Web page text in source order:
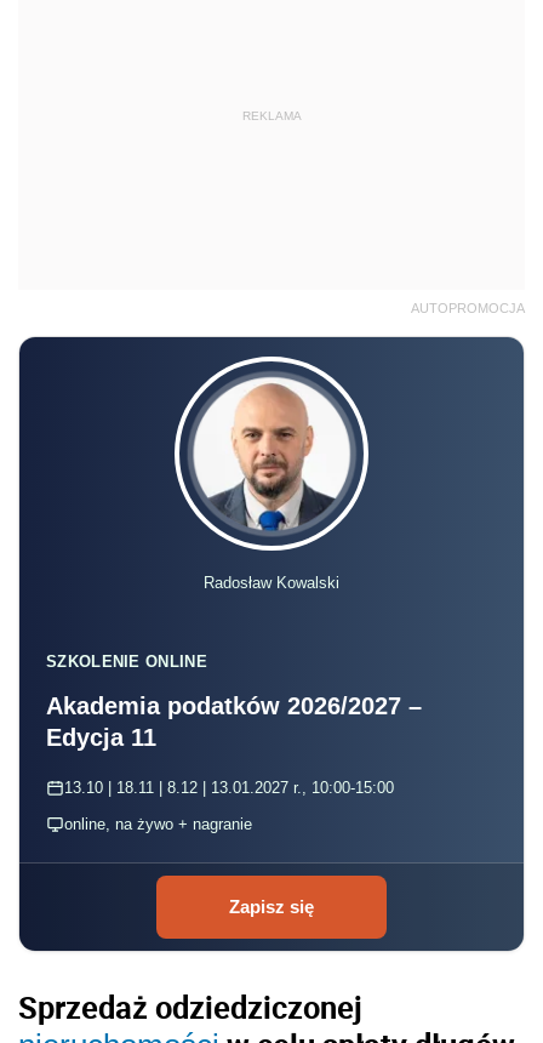
REKLAMA
AUTOPROMOCJA
Radosław Kowalski
SZKOLENIE ONLINE
Akademia podatków 2026/2027 –
Edycja 11
13.10 | 18.11 | 8.12 | 13.01.2027 r., 10:00-15:00
online, na żywo + nagranie
Zapisz się
Sprzedaż odziedziczonej